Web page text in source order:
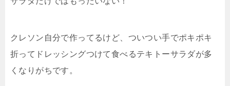
クレソン自分で作ってるけど、ついつい手でポキポキ
折ってドレッシングつけて食べるテキトーサラダが多
くなりがちです。